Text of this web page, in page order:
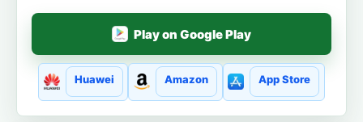
Play on Google Play
Huawei Amazon App Store